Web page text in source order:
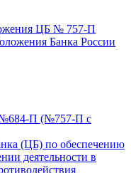
ЦБ № 757-П
Банка России
№684-П (№757-П с
(ЦБ) по обеспечению
деятельности в